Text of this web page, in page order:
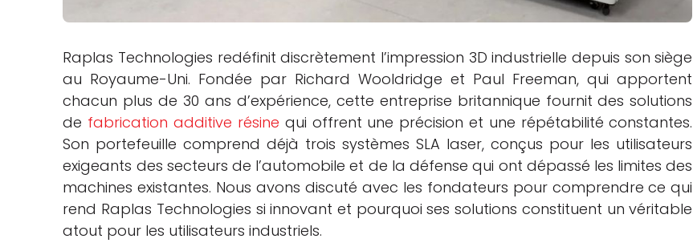
Raplas Technologies redéfinit discrètement l’impression 3D industrielle depuis son siège
au Royaume-Uni. Fondée par Richard Wooldridge et Paul Freeman, qui apportent
chacun plus de 30 ans d’expérience, cette entreprise britannique fournit des solutions
de fabrication additive résine qui offrent une précision et une répétabilité constantes.
Son portefeuille comprend déjà trois systèmes SLA laser, conçus pour les utilisateurs
exigeants des secteurs de l’automobile et de la défense qui ont dépassé les limites des
machines existantes. Nous avons discuté avec les fondateurs pour comprendre ce qui
rend Raplas Technologies si innovant et pourquoi ses solutions constituent un véritable
atout pour les utilisateurs industriels.